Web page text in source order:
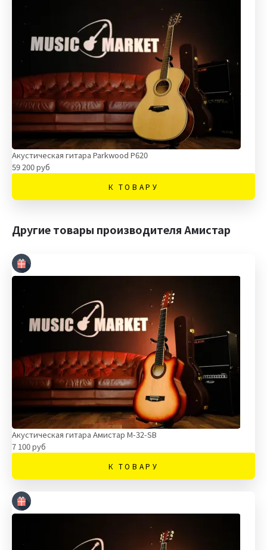
Акустическая гитара Parkwood P620
59 200 руб
К ТОВАРУ
Другие товары производителя Амистар
Акустическая гитара Амистар M-32-SB
7 100 руб
К ТОВАРУ